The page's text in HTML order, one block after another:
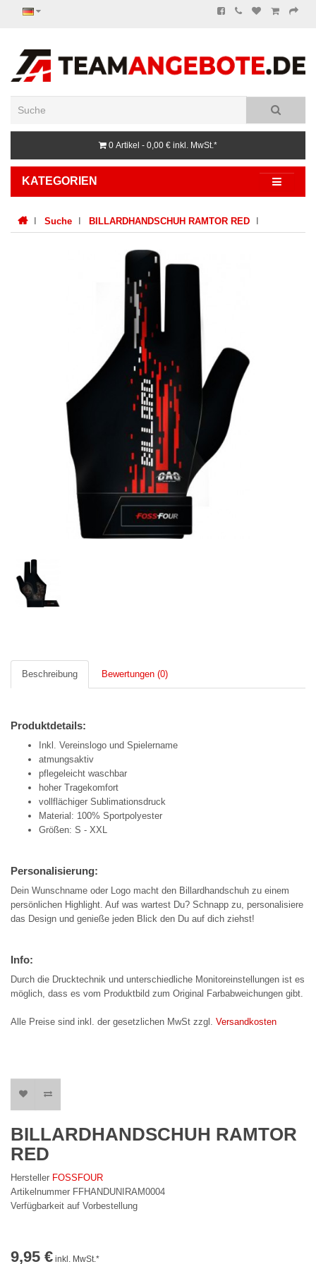
0 Artikel - 0,00 € inkl. MwSt.*
KATEGORIEN
Suche BILLARDHANDSCHUH RAMTOR RED
Beschreibung Bewertungen (0)
Produktdetails:
Inkl. Vereinslogo und Spielername
atmungsaktiv
pflegeleicht waschbar
hoher Tragekomfort
vollflächiger Sublimationsdruck
Material: 100% Sportpolyester
Größen: S - XXL
Personalisierung:
Dein Wunschname oder Logo macht den Billardhandschuh zu einem
persönlichen Highlight. Auf was wartest Du? Schnapp zu, personalisiere
das Design und genieße jeden Blick den Du auf dich ziehst!
Info:
Durch die Drucktechnik und unterschiedliche Monitoreinstellungen ist es
möglich, dass es vom Produktbild zum Original Farbabweichungen gibt.
Alle Preise sind inkl. der gesetzlichen MwSt zzgl. Versandkosten
BILLARDHANDSCHUH RAMTOR
RED
Hersteller FOSSFOUR
Artikelnummer FFHANDUNIRAM0004
Verfügbarkeit auf Vorbestellung
9,95 € inkl. MwSt.*